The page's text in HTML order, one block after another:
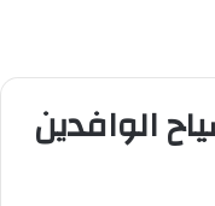
الوافدين